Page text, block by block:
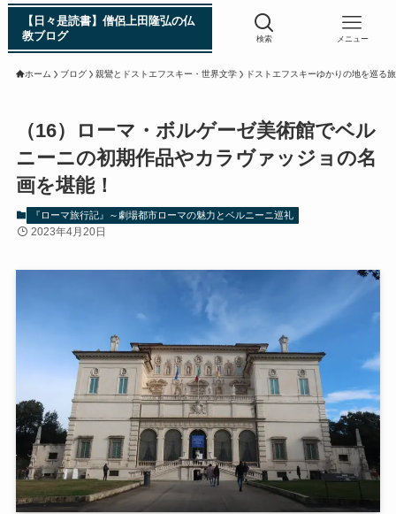
浄土真宗入門 親鸞伝
シン日本仏教史
インド・スリランカ編
インド・スリランカ仏跡紀行
第一次インド遠征～ガンジス川の聖地を訪ねて
第二次インド遠征～インド中南部の遺跡を訪ねて
仏教聖地スリランカ紀行
第三次インド遠征～ブッダゆかりの地を巡る旅
【日々是読書】僧侶上田隆弘の仏
教ブログ
検索 メニュー
ホーム ブログ 親鸞とドストエフスキー・世界文学 ドストエフスキーゆかりの地を巡る旅
（16）ローマ・ボルゲーゼ美術館でベル
ニーニの初期作品やカラヴァッジョの名
画を堪能！
『ローマ旅行記』～劇場都市ローマの魅力とベルニーニ巡礼
2023年4月20日